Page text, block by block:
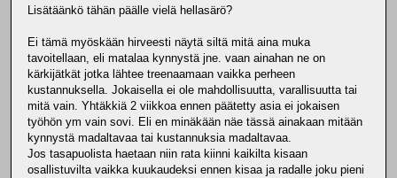
Lisätäänkö tähän päälle vielä hellasärö?
Ei tämä myöskään hirveesti näytä siltä mitä aina muka
tavoitellaan, eli matalaa kynnystä jne. vaan ainahan ne on
kärkijätkät jotka lähtee treenaamaan vaikka perheen
kustannuksella. Jokaisella ei ole mahdollisuutta, varallisuutta tai
mitä vain. Yhtäkkiä 2 viikkoa ennen päätetty asia ei jokaisen
työhön ym vain sovi. Eli en minäkään näe tässä ainakaan mitään
kynnystä madaltavaa tai kustannuksia madaltavaa.
Jos tasapuolista haetaan niin rata kiinni kaikilta kisaan
osallistuvilta vaikka kuukaudeksi ennen kisaa ja radalle joku pieni